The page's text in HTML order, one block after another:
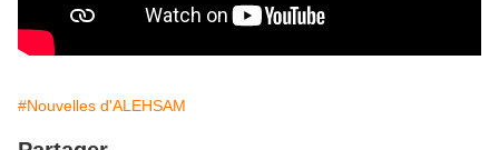
#Nouvelles d'ALEHSAM